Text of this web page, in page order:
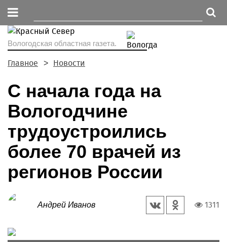
Вологодская областная газета.
Главное Новости
С начала года на
Вологодчине
трудоустроились
более 70 врачей из
регионов России
Андрей Иванов 1311